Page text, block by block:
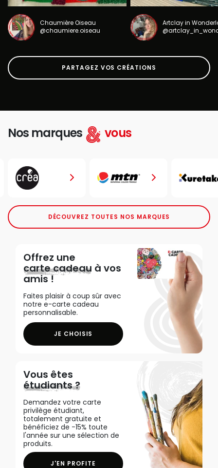
Chaumière Oiseau
@chaumiere.oiseau
Artclay in
PARTAGEZ VOS CRÉATIONS
Nos marques vous
DÉCOUVREZ TOUTES NOS MARQUES
Offrez une
carte cadeau à vos
amis !
Faites plaisir à coup sûr avec
notre e-carte cadeau
personnalisable.
JE CHOISIS
Vous êtes
étudiants ?
Demandez votre carte
privilège étudiant,
totalement gratuite et
bénéficiez de -15% toute
l'année sur une sélection de
produits.
J'EN PROFITE